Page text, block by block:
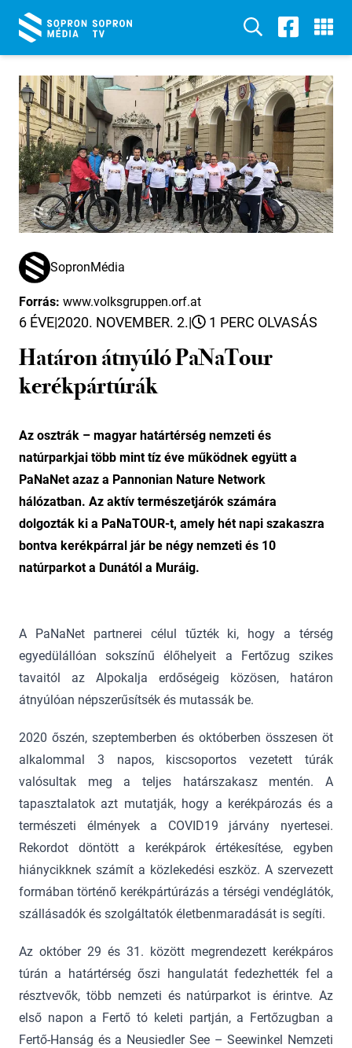
SopronMédia
Forrás: www.volksgruppen.orf.at
6 ÉVE|2020. NOVEMBER. 2.| 1 PERC OLVASÁS
Határon átnyúló PaNaTour
kerékpártúrák
Az osztrák – magyar határtérség nemzeti és
natúrparkjai több mint tíz éve működnek együtt a
PaNaNet azaz a Pannonian Nature Network
hálózatban. Az aktív természetjárók számára
dolgozták ki a PaNaTOUR-t, amely hét napi szakaszra
bontva kerékpárral jár be négy nemzeti és 10
natúrparkot a Dunától a Muráig.
A PaNaNet partnerei célul tűzték ki, hogy a térség
egyedülállóan sokszínű élőhelyeit a Fertőzug szikes
tavaitól az Alpokalja erdőségeig közösen, határon
átnyúlóan népszerűsítsék és mutassák be.
2020 őszén, szeptemberben és októberben összesen öt
alkalommal 3 napos, kiscsoportos vezetett túrák
valósultak meg a teljes határszakasz mentén. A
tapasztalatok azt mutatják, hogy a kerékpározás és a
természeti élmények a COVID19 járvány nyertesei.
Rekordot döntött a kerékpárok értékesítése, egyben
hiánycikknek számít a közlekedési eszköz. A szervezett
formában történő kerékpártúrázás a térségi vendéglátók,
szállásadók és szolgáltatók életbenmaradását is segíti.
Az október 29 és 31. között megrendezett kerékpáros
túrán a határtérség őszi hangulatát fedezhették fel a
résztvevők, több nemzeti és natúrparkot is érintve. Az
első napon a Fertő tó keleti partján, a Fertőzugban a
Fertő-Hanság és a Neusiedler See – Seewinkel Nemzeti